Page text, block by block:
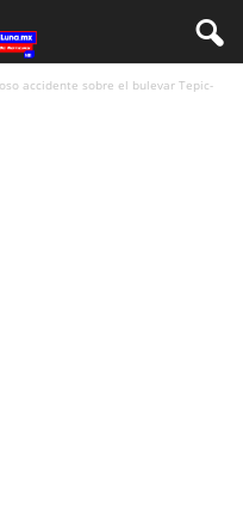
accidente sobre el bulevar Tepic-